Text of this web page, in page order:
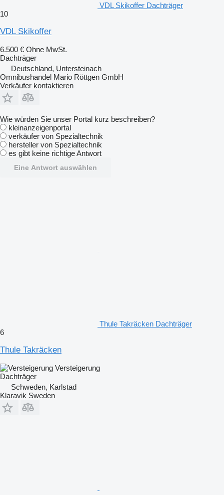
VDL Skikoffer Dachträger
10
VDL Skikoffer
6.500 € Ohne MwSt.
Dachträger
Deutschland, Untersteinach
Omnibushandel Mario Röttgen GmbH
Verkäufer kontaktieren
Wie würden Sie unser Portal kurz beschreiben?
kleinanzeigenportal
verkäufer von Spezialtechnik
hersteller von Spezialtechnik
es gibt keine richtige Antwort
Eine Antwort auswählen
Thule Takräcken Dachträger
6
Thule Takräcken
Versteigerung
Dachträger
Schweden, Karlstad
Klaravik Sweden